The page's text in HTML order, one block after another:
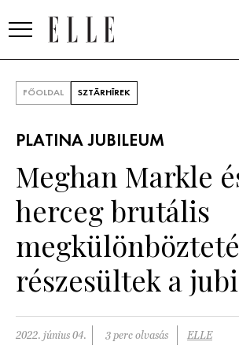
SZÉPSÉG
PSZICHÉ
PÁRKAPCSOLAT
FŐOLDAL SZTÁRHÍREK
PLATINA JUBILEUM
Meghan Markle
herceg brutális
részesültek a
2022. június 04. 3 perc olvasás ELLE